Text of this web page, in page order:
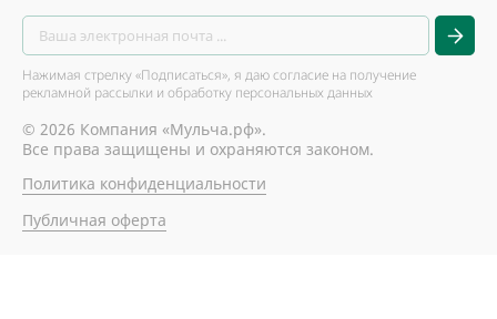
Нажимая стрелку «Подписаться», я даю согласие на получение
рекламной рассылки и обработку персональных данных
© 2026 Компания «Мульча.рф».
Все права защищены и охраняются законом.
Политика конфиденциальности
Публичная оферта